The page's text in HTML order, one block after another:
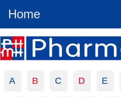
Home
A B C D E